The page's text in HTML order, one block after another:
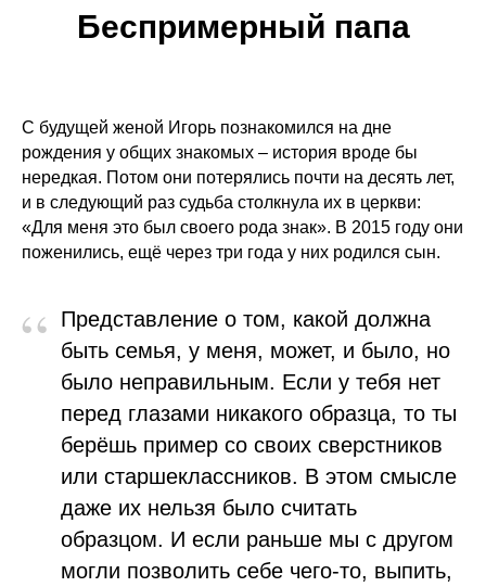
Беспримерный папа
С будущей женой Игорь познакомился на дне
рождения у общих знакомых – история вроде бы
нередкая. Потом они потерялись почти на десять лет,
и в следующий раз судьба столкнула их в церкви:
«Для меня это был своего рода знак». В 2015 году они
поженились, ещё через три года у них родился сын.
“
Представление о том, какой должна
быть семья, у меня, может, и было, но
было неправильным. Если у тебя нет
перед глазами никакого образца, то ты
берёшь пример со своих сверстников
или старшеклассников. В этом смысле
даже их нельзя было считать
образцом. И если раньше мы с другом
могли позволить себе чего-то, выпить,